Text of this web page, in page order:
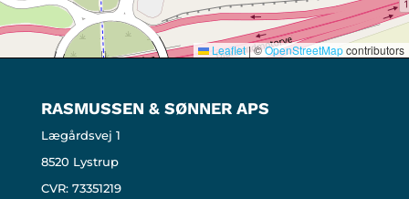
Leaflet|©OpenStreetMapcontributors
RASMUSSEN & SØNNER APS
Lægårdsvej 1
8520 Lystrup
CVR: 73351219